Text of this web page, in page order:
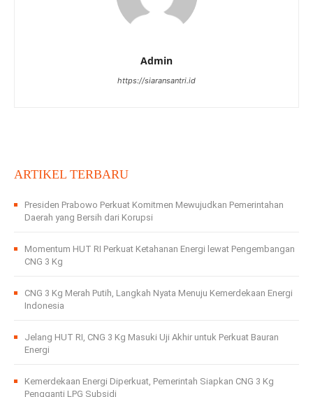
Admin
https://siaransantri.id
ARTIKEL TERBARU
Presiden Prabowo Perkuat Komitmen Mewujudkan Pemerintahan
Daerah yang Bersih dari Korupsi
Momentum HUT RI Perkuat Ketahanan Energi lewat Pengembangan
CNG 3 Kg
CNG 3 Kg Merah Putih, Langkah Nyata Menuju Kemerdekaan Energi
Indonesia
Jelang HUT RI, CNG 3 Kg Masuki Uji Akhir untuk Perkuat Bauran
Energi
Kemerdekaan Energi Diperkuat, Pemerintah Siapkan CNG 3 Kg
Pengganti LPG Subsidi